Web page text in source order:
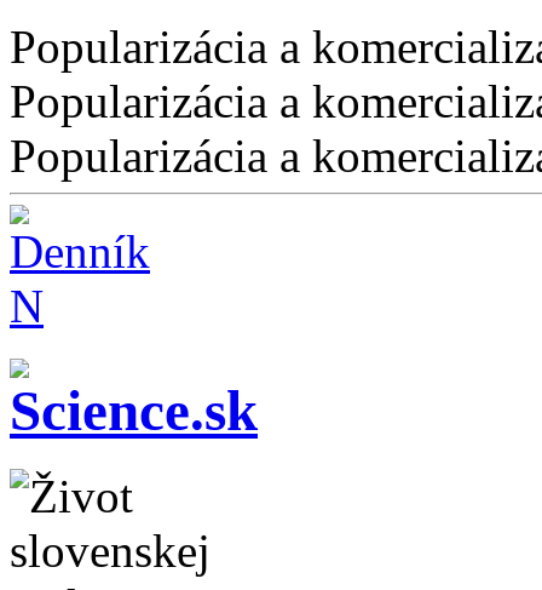
Popularizácia a
Popularizácia a
Popularizácia a